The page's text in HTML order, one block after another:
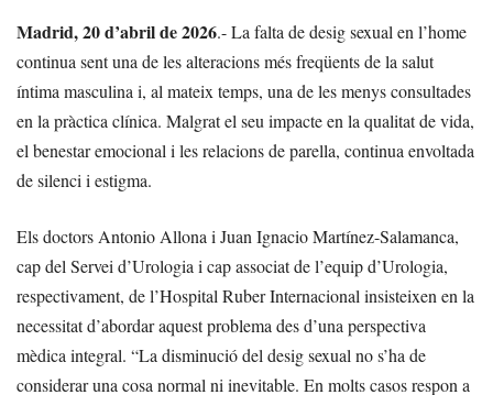
Madrid, 20 d’abril de 2026.- La falta de desig sexual en l’home
continua sent una de les alteracions més freqüents de la salut
íntima masculina i, al mateix temps, una de les menys consultades
en la pràctica clínica. Malgrat el seu impacte en la qualitat de vida,
el benestar emocional i les relacions de parella, continua envoltada
de silenci i estigma.
Els doctors Antonio Allona i Juan Ignacio Martínez-Salamanca,
cap del Servei d’Urologia i cap associat de l’equip d’Urologia,
respectivament, de l’Hospital Ruber Internacional insisteixen en la
necessitat d’abordar aquest problema des d’una perspectiva
mèdica integral. “La disminució del desig sexual no s’ha de
considerar una cosa normal ni inevitable. En molts casos respon a